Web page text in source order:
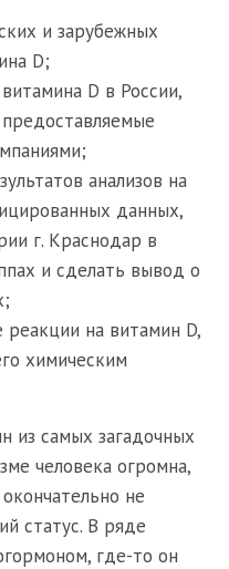
и зарубежных
D;
D в России,
анализов на
данных,
г. Краснодар в
и сделать вывод о
реакции на витамин D,
химическим
из самых загадочных
человека огромна,
не
статус. В ряде
где-то он